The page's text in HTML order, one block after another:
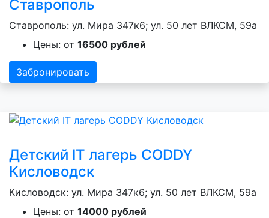
Ставрополь
Ставрополь: ул. Мира 347к6; ул. 50 лет ВЛКСМ, 59а
Цены: от 16500 рублей
Забронировать
Детский IT лагерь CODDY
Кисловодск
Кисловодск: ул. Мира 347к6; ул. 50 лет ВЛКСМ, 59а
Цены: от 14000 рублей